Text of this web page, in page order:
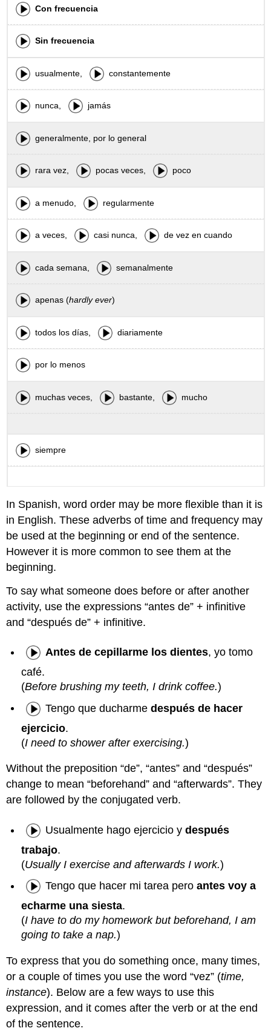
Con frecuencia
Sin frecuencia
usualmente, constantemente
nunca, jamás
generalmente, por lo general
rara vez, pocas veces, poco
a menudo, regularmente
a veces, casi nunca, de vez en cuando
cada semana, semanalmente
apenas (hardly ever)
todos los días, diariamente
por lo menos
muchas veces, bastante, mucho
siempre
In Spanish, word order may be more flexible than it is
in English. These adverbs of time and frequency may
be used at the beginning or end of the sentence.
However it is more common to see them at the
beginning.
To say what someone does before or after another
activity, use the expressions “antes de” + infinitive
and “después de” + infinitive.
Antes de cepillarme los dientes, yo tomo
café.
(Before brushing my teeth, I drink coffee.)
Tengo que ducharmedespués de hacer
ejercicio.
(I need to shower after exercising.)
Without the preposition “de”, “antes” and “después”
change to mean “beforehand” and “afterwards”. They
are followed by the conjugated verb.
Usualmente hago ejercicio ydespués
trabajo.
(Usually I exercise and afterwards I work.)
Tengo que hacer mi tarea peroantes voy a
echarme una siesta.
(I have to do my homework but beforehand, I am
going to take a nap.)
To express that you do something once, many times,
or a couple of times you use the word “vez” (time,
instance). Below are a few ways to use this
expression, and it comes after the verb or at the end
of the sentence.